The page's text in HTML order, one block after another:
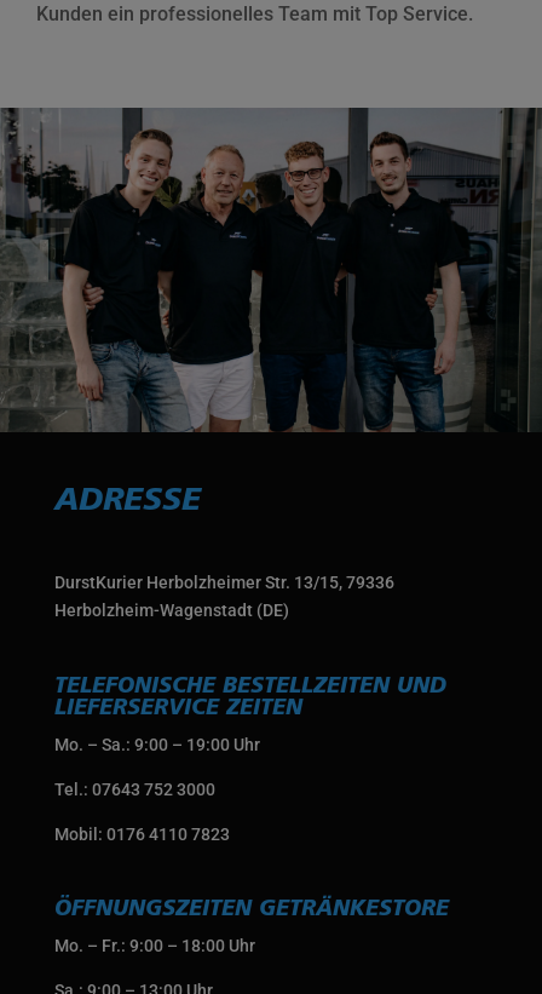
Kunden ein professionelles Team mit Top Service.
ADRESSE
DurstKurier Herbolzheimer Str. 13/15, 79336
Herbolzheim-Wagenstadt (DE)
TELEFONISCHE BESTELLZEITEN UND
LIEFERSERVICE ZEITEN
Mo. – Sa.: 9:00 – 19:00 Uhr
Tel.: 07643 752 3000
Mobil: 0176 4110 7823
ÖFFNUNGSZEITEN GETRÄNKESTORE
Mo. – Fr.: 9:00 – 18:00 Uhr
Sa.: 9:00 – 13:00 Uhr